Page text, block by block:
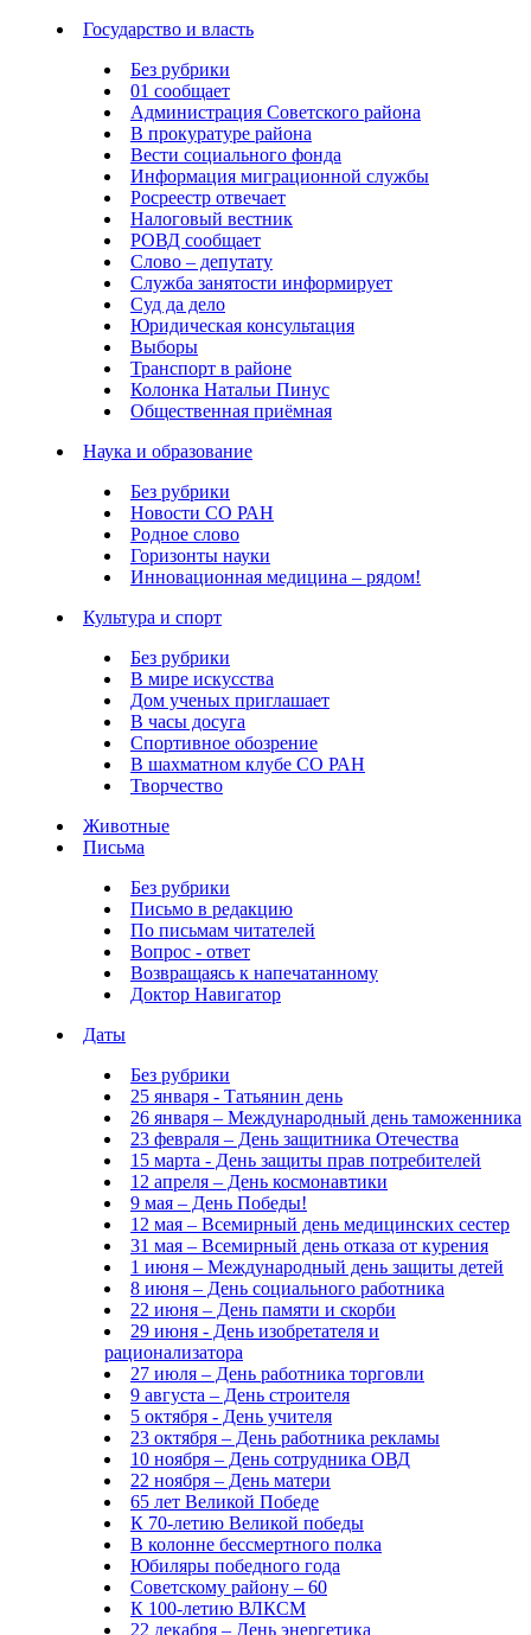
Государство и власть
Без рубрики
01 сообщает
Администрация Советского района
В прокуратуре района
Вести социального фонда
Информация миграционной службы
Росреестр отвечает
Налоговый вестник
РОВД сообщает
Слово – депутату
Служба занятости информирует
Суд да дело
Юридическая консультация
Выборы
Транспорт в районе
Колонка Натальи Пинус
Общественная приёмная
Наука и образование
Без рубрики
Новости СО РАН
Родное слово
Горизонты науки
Инновационная медицина – рядом!
Культура и спорт
Без рубрики
В мире искусства
Дом ученых приглашает
В часы досуга
Спортивное обозрение
В шахматном клубе СО РАН
Творчество
Животные
Письма
Без рубрики
Письмо в редакцию
По письмам читателей
Вопрос - ответ
Возвращаясь к напечатанному
Доктор Навигатор
Даты
Без рубрики
25 января - Татьянин день
26 января – Международный день таможенника
23 февраля – День защитника Отечества
15 марта - День защиты прав потребителей
12 апреля – День космонавтики
9 мая – День Победы!
12 мая – Всемирный день медицинских сестер
31 мая – Всемирный день отказа от курения
1 июня – Международный день защиты детей
8 июня – День социального работника
22 июня – День памяти и скорби
29 июня - День изобретателя и
рационализатора
27 июля – День работника торговли
9 августа – День строителя
5 октября - День учителя
23 октября – День работника рекламы
10 ноября – День сотрудника ОВД
22 ноября – День матери
65 лет Великой Победе
К 70-летию Великой победы
В колонне бессмертного полка
Юбиляры победного года
Советскому району – 60
К 100-летию ВЛКСМ
22 декабря – День энергетика